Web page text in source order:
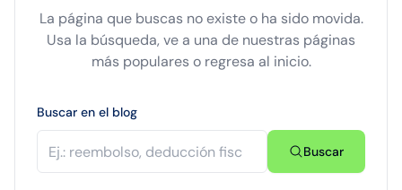
La página que buscas no existe o ha sido movida.
Usa la búsqueda, ve a una de nuestras páginas
más populares o regresa al inicio.
Buscar en el blog
Buscar